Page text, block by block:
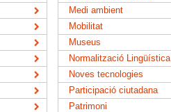
Medi ambient
Mobilitat
Museus
Normalització Lingüística
Noves tecnologies
Participació ciutadana
Patrimoni